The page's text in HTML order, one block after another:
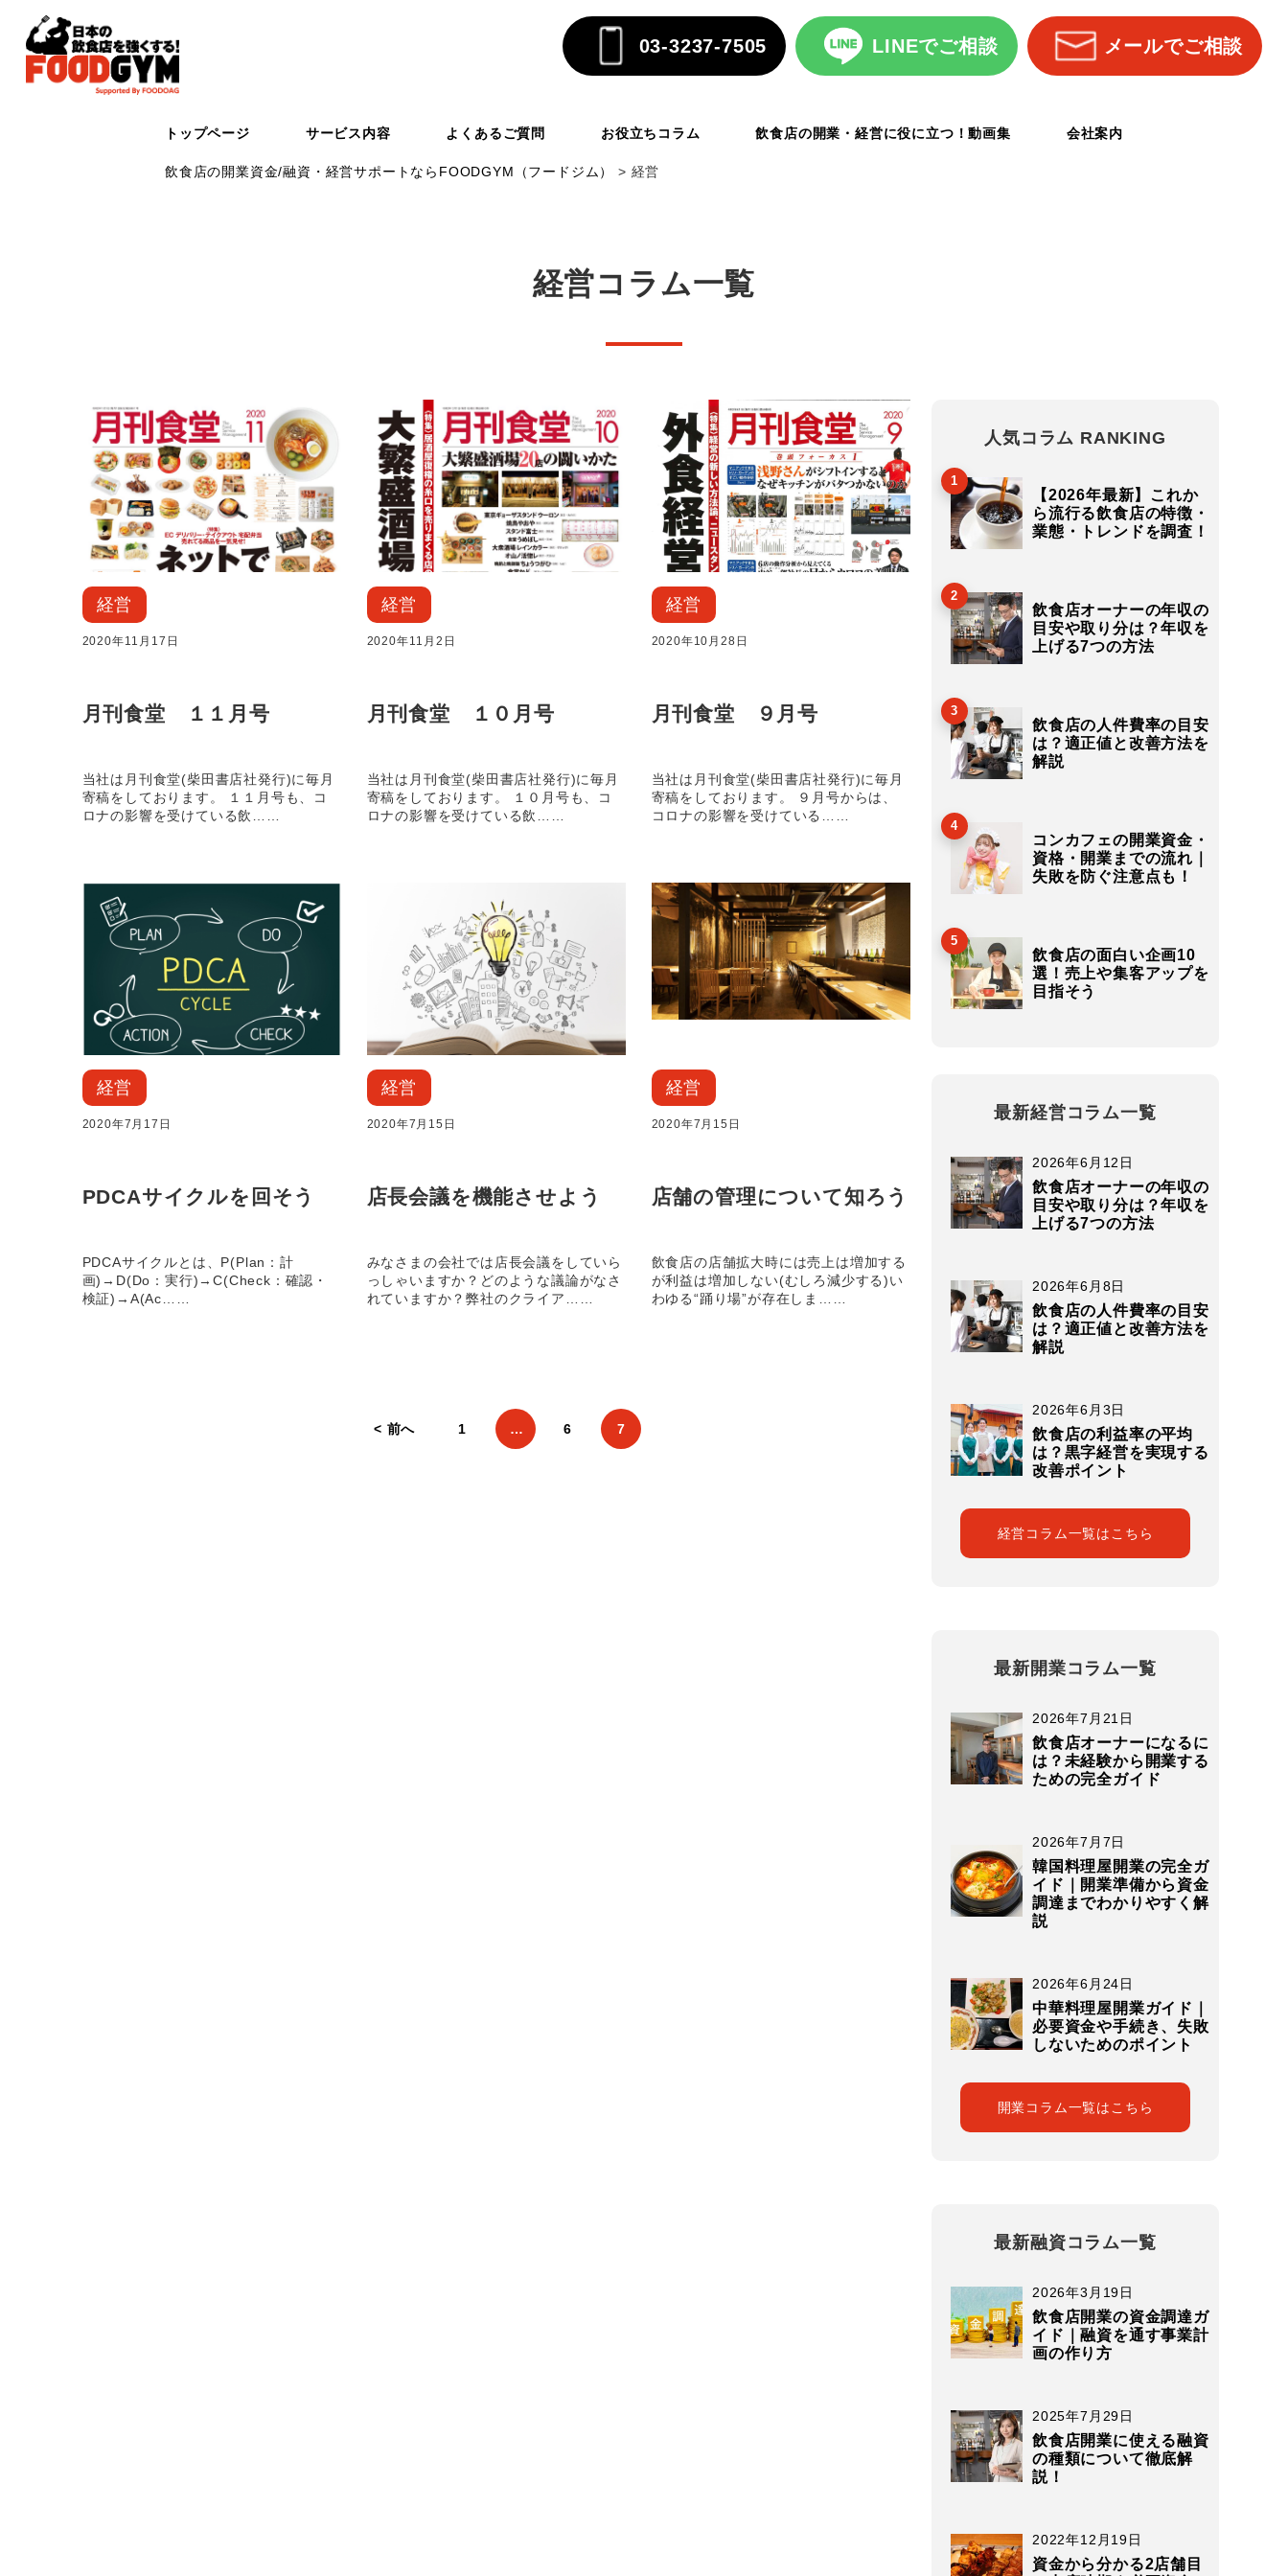
03-3237-7505 LINEでご相談 メールでご相談
トップページ サービス内容 よくあるご質問 お役立ちコラム 飲食店の開業・経営に役に立つ！動画集 会社案内
飲食店の開業資金/融資・経営サポートならFOODGYM（フードジム） > 経営
経営コラム一覧
経営
2020年11月17日
月刊食堂 １１月号
当社は月刊食堂(柴田書店社発行)に毎月
寄稿をしております。 １１月号も、コ
ロナの影響を受けている飲……
経営
2020年11月2日
月刊食堂 １０月号
当社は月刊食堂(柴田書店社発行)に毎月
寄稿をしております。 １０月号も、コ
ロナの影響を受けている飲……
経営
2020年10月28日
月刊食堂 ９月号
当社は月刊食堂(柴田書店社発行)に毎月
寄稿をしております。 ９月号からは、
コロナの影響を受けている……
経営
2020年7月17日
PDCAサイクルを回そう
PDCAサイクルとは、P(Plan：計
画)→D(Do：実行)→C(Check：確認・
検証)→A(Ac……
経営
2020年7月15日
店長会議を機能させよう
みなさまの会社では店長会議をしていら
っしゃいますか？どのような議論がなさ
れていますか？弊社のクライア……
経営
2020年7月15日
店舗の管理について知ろう
飲食店の店舗拡大時には売上は増加する
が利益は増加しない(むしろ減少する)い
わゆる“踊り場”が存在しま……
< 前へ 1 … 6 7
人気コラム RANKING
1
【2026年最新】これか
ら流行る飲食店の特徴・
業態・トレンドを調査！
2
飲食店オーナーの年収の
目安や取り分は？年収を
上げる7つの方法
3
飲食店の人件費率の目安
は？適正値と改善方法を
解説
4
コンカフェの開業資金・
資格・開業までの流れ｜
失敗を防ぐ注意点も！
5
飲食店の面白い企画10
選！売上や集客アップを
目指そう
最新経営コラム一覧
2026年6月12日
飲食店オーナーの年収の
目安や取り分は？年収を
上げる7つの方法
2026年6月8日
飲食店の人件費率の目安
は？適正値と改善方法を
解説
2026年6月3日
飲食店の利益率の平均
は？黒字経営を実現する
改善ポイント
経営コラム一覧はこちら
最新開業コラム一覧
2026年7月21日
飲食店オーナーになるに
は？未経験から開業する
ための完全ガイド
2026年7月7日
韓国料理屋開業の完全ガ
イド｜開業準備から資金
調達までわかりやすく解
説
2026年6月24日
中華料理屋開業ガイド｜
必要資金や手続き、失敗
しないためのポイント
開業コラム一覧はこちら
最新融資コラム一覧
2026年3月19日
飲食店開業の資金調達ガ
イド｜融資を通す事業計
画の作り方
2025年7月29日
飲食店開業に使える融資
の種類について徹底解
説！
2022年12月19日
資金から分かる2店舗目